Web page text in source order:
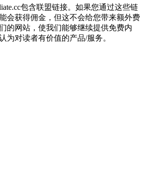
包含联盟链接。如果您通过这些链
会获得佣金，但这不会给您带来额外费
的网站，使我们能够继续提供免费内
为对读者有价值的产品/服务。